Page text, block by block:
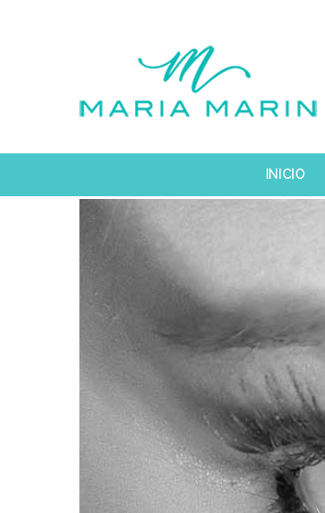
INICIO